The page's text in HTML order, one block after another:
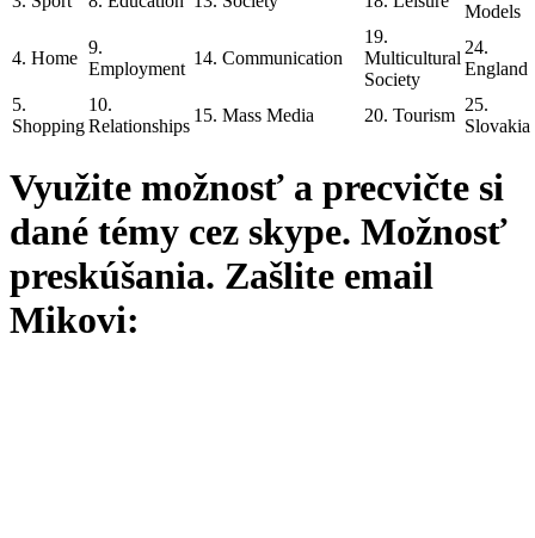
Models
4. Home
9.
Employment
14. Communication
19.
Multicultural
Society
24.
England
5.
Shopping
10.
Relationships
15. Mass Media 20. Tourism
25.
Slovakia
Využite možnosť a precvičte si
dané témy cez skype. Možnosť
preskúšania. Zašlite email
Mikovi: